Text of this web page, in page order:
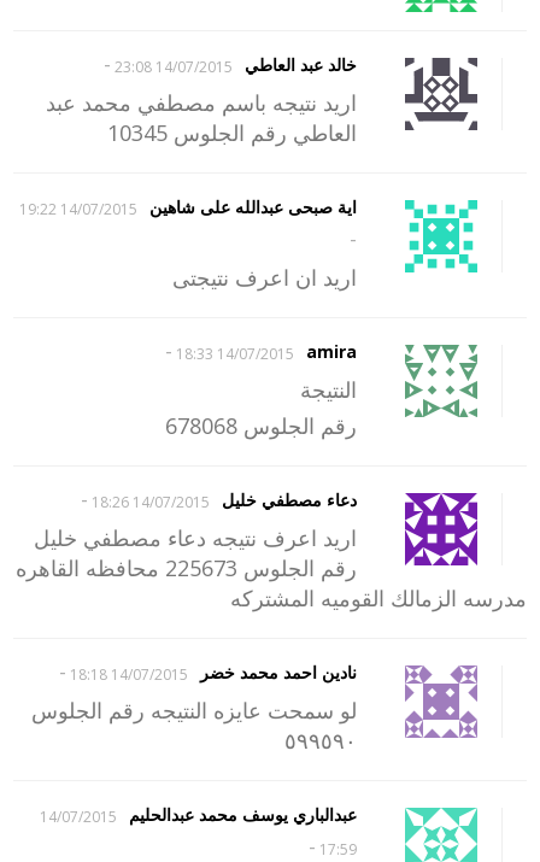
خالد عبد العاطي 14/07/2015 23:08
-
اريد نتيجه باسم مصطفي محمد عبد
العاطي رقم الجلوس 10345
اية صبحى عبدالله على شاهين 14/07/2015 19:22
-
اريد ان اعرف نتيجتى
amira
14/07/2015 18:33
-
النتيجة
رقم الجلوس 678068
دعاء مصطفي خليل 14/07/2015 18:26
-
اريد اعرف نتيجه دعاء مصطفي خليل
رقم الجلوس 225673 محافظه القاهره
مدرسه الزمالك القوميه المشتركه
نادين احمد محمد خضر 14/07/2015 18:18
-
لو سمحت عايزه النتيجه رقم الجلوس
٥٩٩٥٩٠
عبدالباري يوسف محمد عبدالحليم
14/07/2015
17:59
-